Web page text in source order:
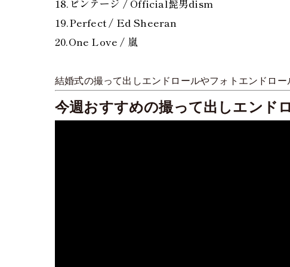
18.ビンテージ / Official髭男dism
19.Perfect / Ed Sheeran
20.One Love / 嵐
結婚式の撮って出しエンドロールやフォトエンドロ
今週おすすめの撮って出しエンド